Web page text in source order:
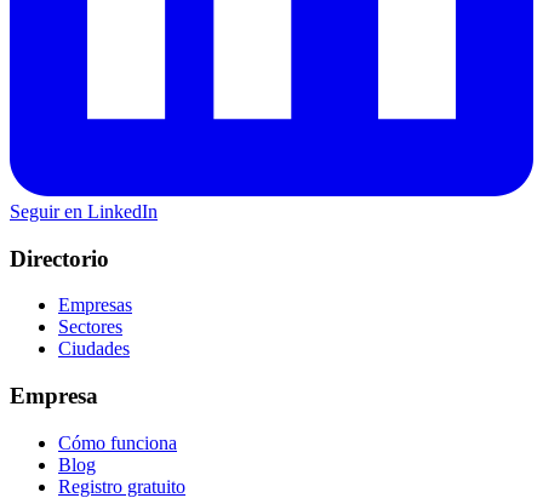
Seguir en LinkedIn
Directorio
Empresas
Sectores
Ciudades
Empresa
Cómo funciona
Blog
Registro gratuito